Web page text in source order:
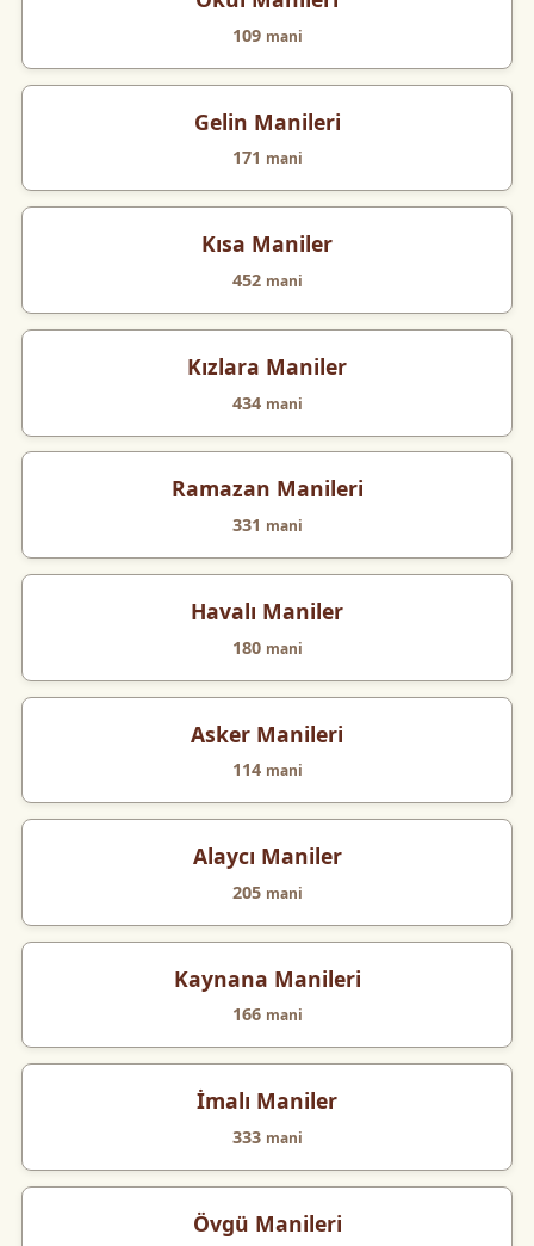
109 mani
Gelin Manileri
171 mani
Kısa Maniler
452 mani
Kızlara Maniler
434 mani
Ramazan Manileri
331 mani
Havalı Maniler
180 mani
Asker Manileri
114 mani
Alaycı Maniler
205 mani
Kaynana Manileri
166 mani
İmalı Maniler
333 mani
Övgü Manileri